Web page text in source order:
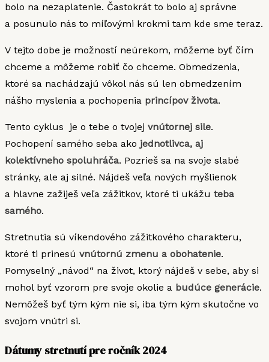
bolo na nezaplatenie. Častokrát to bolo aj správne
a posunulo nás to míľovými krokmi tam kde sme teraz.
V tejto dobe je možností neúrekom, môžeme byť čím
chceme a môžeme robiť čo chceme. Obmedzenia,
ktoré sa nachádzajú vôkol nás sú len obmedzením
nášho myslenia a pochopenia princípov života.
Tento cyklus je o tebe o tvojej vnútornej sile.
Pochopení samého seba ako jednotlivca, aj
kolektívneho spoluhráča. Pozrieš sa na svoje slabé
stránky, ale aj silné. Nájdeš veľa nových myšlienok
a hlavne zažiješ veľa zážitkov, ktoré ti ukážu teba
samého.
Stretnutia sú víkendového zážitkového charakteru,
ktoré ti prinesú vnútornú zmenu a obohatenie.
Pomyselný „návod“ na život, ktorý nájdeš v sebe, aby si
mohol byť vzorom pre svoje okolie a budúce generácie.
Nemôžeš byť tým kým nie si, iba tým kým skutočne vo
svojom vnútri si.
Dátumy stretnutí pre ročník 2024